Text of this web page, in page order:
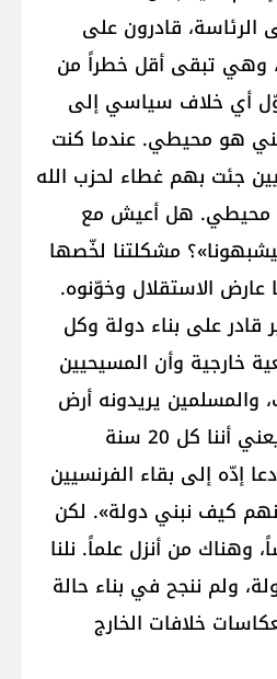
الرئاسة، قادرون على
وهي تبقى أقل خطراً من
أي خلاف سياسي إلى
هو محيطي. عندما كنت
جئت بهم غطاء لحزب الله
محيطي. هل أعيش مع
مشكلتنا لخّصها
عارض الاستقلال وخوّنوه.
قادر على بناء دولة وكل
خارجية وأن المسيحيين
والمسلمين يريدونه أرض
القبب والمآذن، وهذا يعني أننا كل 20 سنة
إدّه إلى بقاء الفرنسيين
كيف نبني دولة». لكن
من أنزل علماً. نلنا
ولم ننجح في بناء حالة
خلافات الخارج